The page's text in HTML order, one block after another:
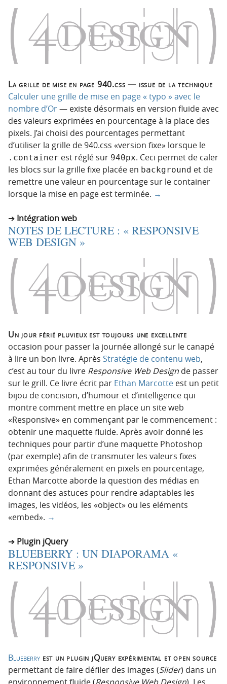
La grille de mise en page 940.css — issue de la technique
Calculer une grille de mise en page « typo » avec le
nombre d’Or— existe désormais en version fluide avec
des valeurs exprimées en pourcentage à la place des
pixels. J’ai choisi des pourcentages permettant
d’utiliser la grille de 940.css «version fixe» lorsque le
.container est réglé sur 940px. Ceci permet de caler
les blocs sur la grille fixe placée en background et de
remettre une valeur en pourcentage sur le container
lorsque la mise en page est terminée. →
Intégration web
NOTES DE LECTURE : « RESPONSIVE
WEB DESIGN »
Un jour férié pluvieux est toujours une excellente
occasion pour passer la journée allongé sur le canapé
à lire un bon livre. Après Stratégie de contenu web,
c’est au tour du livre Responsive Web Design de passer
sur le grill. Ce livre écrit par Ethan Marcotte est un petit
bijou de concision, d’humour et d’intelligence qui
montre comment mettre en place un site web
«Responsive» en commençant par le commencement :
obtenir une maquette fluide. Après avoir donné les
techniques pour partir d’une maquette Photoshop
(par exemple) afin de transmuter les valeurs fixes
exprimées généralement en pixels en pourcentage,
Ethan Marcotte aborde la question des médias en
donnant des astuces pour rendre adaptables les
images, les vidéos, les «object» ou les eléments
«embed». →
Plugin jQuery
BLUEBERRY : UN DIAPORAMA «
RESPONSIVE »
Blueberry est un plugin jQuery expérimental et open source
permettant de faire défiler des images (Slider) dans un